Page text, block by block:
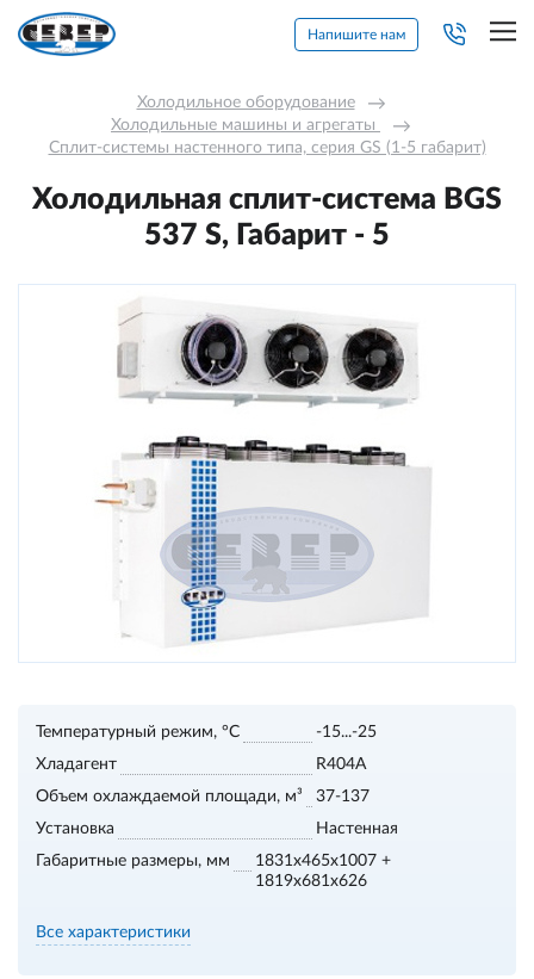
Напишите нам
Холодильное оборудование →
Холодильные машины и агрегаты →
Сплит-системы настенного типа, серия GS (1-5 габарит)
Холодильная сплит-система BGS
537 S, Габарит - 5
Температурный режим, °С
-15...-25
Хладагент
R404A
Объем охлаждаемой площади, м³
37-137
Установка
Настенная
Габаритные размеры, мм
1831x465x1007 +
1819x681x626
Все характеристики